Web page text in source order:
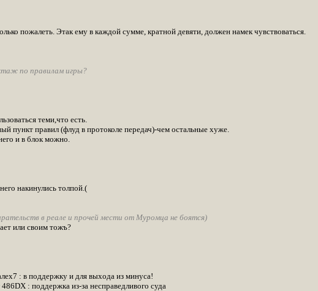
пожалеть. Этак ему в каждой сумме, кратной девяти, должен намек чувствоваться.
по правилам игры?
теми,что есть.
пункт правил (флуд в протоколе передач)-чем остальные хуже.
и в блок можно.
накинулись толпой.(
в реале и прочей мести от Муромца не боятся)
или своим тожъ?
: в поддержку и для выхода из минуса!
: поддержка из-за несправедливого суда